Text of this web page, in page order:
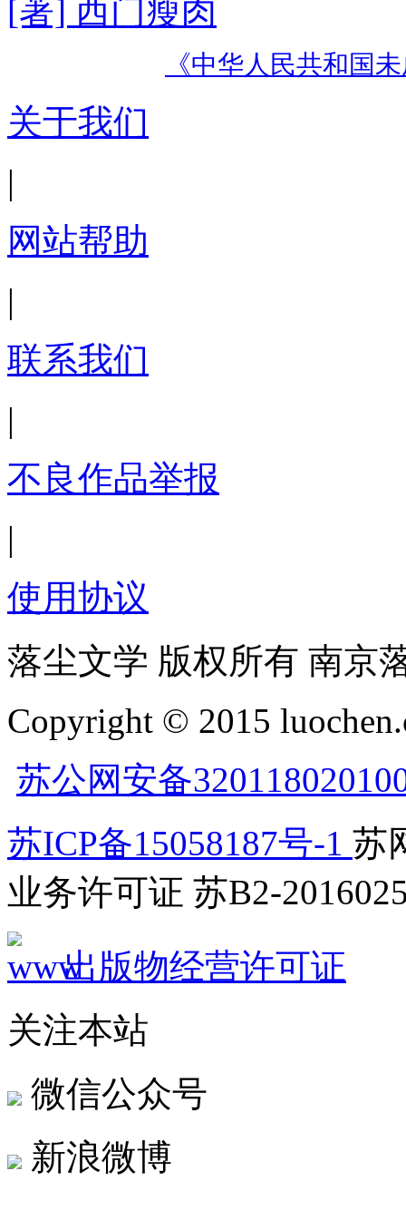
[著] 西门瘦肉
《中华人民共和国
关于我们
|
网站帮助
|
联系我们
|
不良作品举报
|
使用协议
落尘文学 版权所有 南京
Copyright © 2015
苏公网安备
苏ICP备15058187号-1 苏
业务许可证 苏B2-
出版物经营许可证
关注本站
微信公众号
新浪微博